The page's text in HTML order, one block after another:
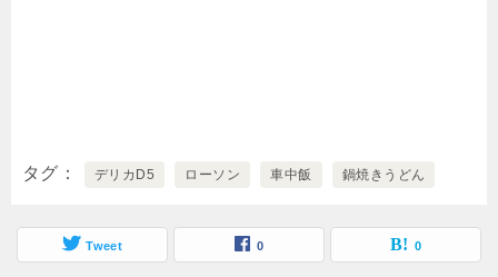
タグ デリカD5 ローソン 車中飯 鍋焼きうどん
Tweet 0 0